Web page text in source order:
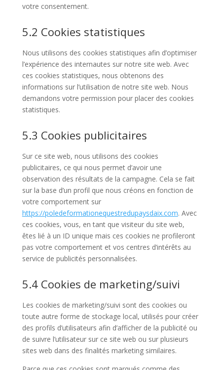
votre consentement.
5.2 Cookies statistiques
Nous utilisons des cookies statistiques afin d’optimiser
l’expérience des internautes sur notre site web. Avec
ces cookies statistiques, nous obtenons des
informations sur l’utilisation de notre site web. Nous
demandons votre permission pour placer des cookies
statistiques.
5.3 Cookies publicitaires
Sur ce site web, nous utilisons des cookies
publicitaires, ce qui nous permet d’avoir une
observation des résultats de la campagne. Cela se fait
sur la base d’un profil que nous créons en fonction de
votre comportement sur
https://poledeformationequestredupaysdaix.com. Avec
ces cookies, vous, en tant que visiteur du site web,
êtes lié à un ID unique mais ces cookies ne profileront
pas votre comportement et vos centres d’intérêts au
service de publicités personnalisées.
5.4 Cookies de marketing/suivi
Les cookies de marketing/suivi sont des cookies ou
toute autre forme de stockage local, utilisés pour créer
des profils d’utilisateurs afin d’afficher de la publicité ou
de suivre l’utilisateur sur ce site web ou sur plusieurs
sites web dans des finalités marketing similaires.